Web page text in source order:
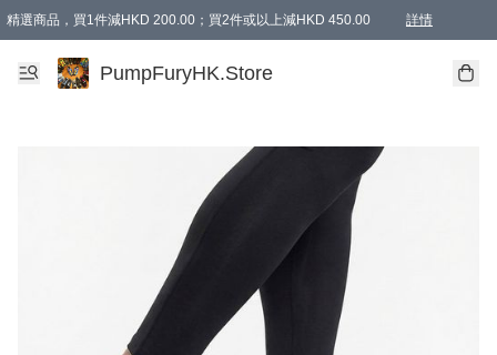
精選商品，買1件減HKD 200.00；買2件或以上減HKD 450.00 詳情
AAPE商品,會員專享9折或以上（按會員等級）AAPE products, members can
精選商品，任選買2件或以上減HKD 100.00
購物滿 HKD 800.00即享免運費優惠！（適用於 特定的送貨方式 )
PumpFuryHK.Store